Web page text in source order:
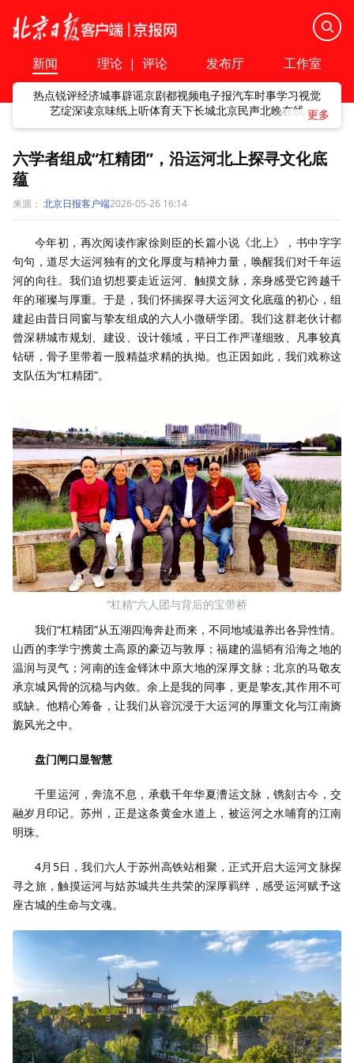
新闻 理论 | 评论 发布厅 工作室
热点锐评经济城事辟谣京剧都视频电子报汽车时事学习视觉
艺绽深读京味纸上听体育天下长城北京民声北晚在线
六学者组成“杠精团”，沿运河北上探寻文化底
蕴
来源： 北京日报客户端2026-05-26 16:14
今年初，再次阅读作家徐则臣的长篇小说《北上》，书中字字
句句，道尽大运河独有的文化厚度与精神力量，唤醒我们对千年运
河的向往。我们迫切想要走近运河、触摸文脉，亲身感受它跨越千
年的璀璨与厚重。于是，我们怀揣探寻大运河文化底蕴的初心，组
建起由昔日同窗与挚友组成的六人小微研学团。我们这群老伙计都
曾深耕城市规划、建设、设计领域，平日工作严谨细致、凡事较真
钻研，骨子里带着一股精益求精的执拗。也正因如此，我们戏称这
支队伍为“杠精团”。
“杠精”六人团与背后的宝带桥
我们“杠精团”从五湖四海奔赴而来，不同地域滋养出各异性情。
山西的李学宁携黄土高原的豪迈与敦厚；福建的温韬有沿海之地的
温润与灵气；河南的连金铎沐中原大地的深厚文脉；北京的马敬友
承京城风骨的沉稳与内敛。余上是我的同事，更是挚友,其作用不可
或缺。他精心筹备，让我们从容沉浸于大运河的厚重文化与江南旖
旎风光之中。
盘门闸口显智慧
千里运河，奔流不息，承载千年华夏漕运文脉，镌刻古今，交
融岁月印记。苏州，正是这条黄金水道上，被运河之水哺育的江南
明珠。
4月5日，我们六人于苏州高铁站相聚，正式开启大运河文脉探
寻之旅，触摸运河与姑苏城共生共荣的深厚羁绊，感受运河赋予这
座古城的生命与文魂。